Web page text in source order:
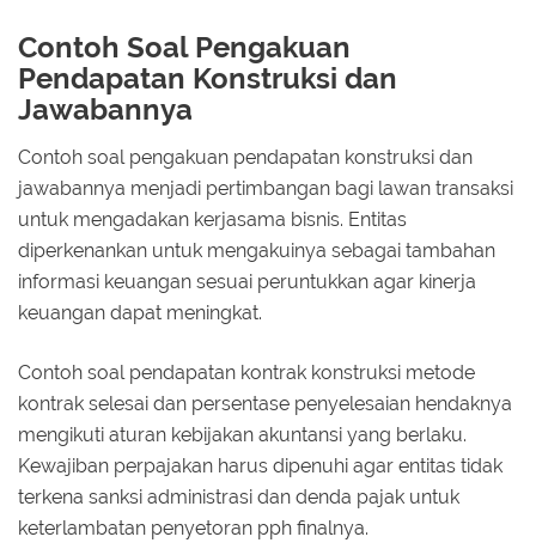
Contoh Soal Pengakuan
Pendapatan Konstruksi dan
Jawabannya
Contoh soal pengakuan pendapatan konstruksi dan
jawabannya menjadi pertimbangan bagi lawan transaksi
untuk mengadakan kerjasama bisnis. Entitas
diperkenankan untuk mengakuinya sebagai tambahan
informasi keuangan sesuai peruntukkan agar kinerja
keuangan dapat meningkat.
Contoh soal pendapatan kontrak konstruksi metode
kontrak selesai dan persentase penyelesaian hendaknya
mengikuti aturan kebijakan akuntansi yang berlaku.
Kewajiban perpajakan harus dipenuhi agar entitas tidak
terkena sanksi administrasi dan denda pajak untuk
keterlambatan penyetoran pph finalnya.